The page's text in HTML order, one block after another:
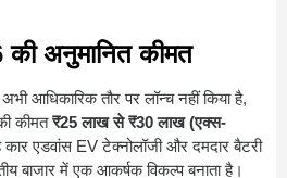
अनुमानित कीमत
आधिकारिक तौर पर लॉन्च नहीं किया है,
कीमत₹25 लाख से ₹30 लाख (एक्स-
एडवांस EV टेक्नोलॉजी और दमदार बैटरी
बाजार में एक आकर्षक विकल्प बनाता है।